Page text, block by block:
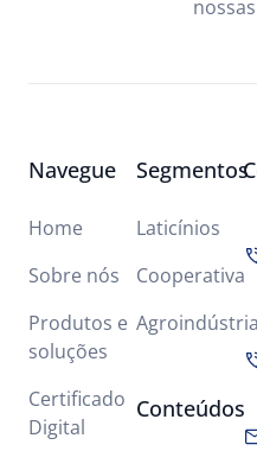
Navegue
Home
Sobre nós
Produtos e
soluções
Certificado
Digital
Segmentos
Laticínios
Cooperativa
Agroindústria
Conteúdos